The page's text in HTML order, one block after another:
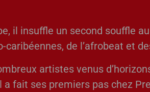
il insuffle un second souffle
caribéennes, de l’afrobeat et
artistes venus
a fait ses premiers pas chez